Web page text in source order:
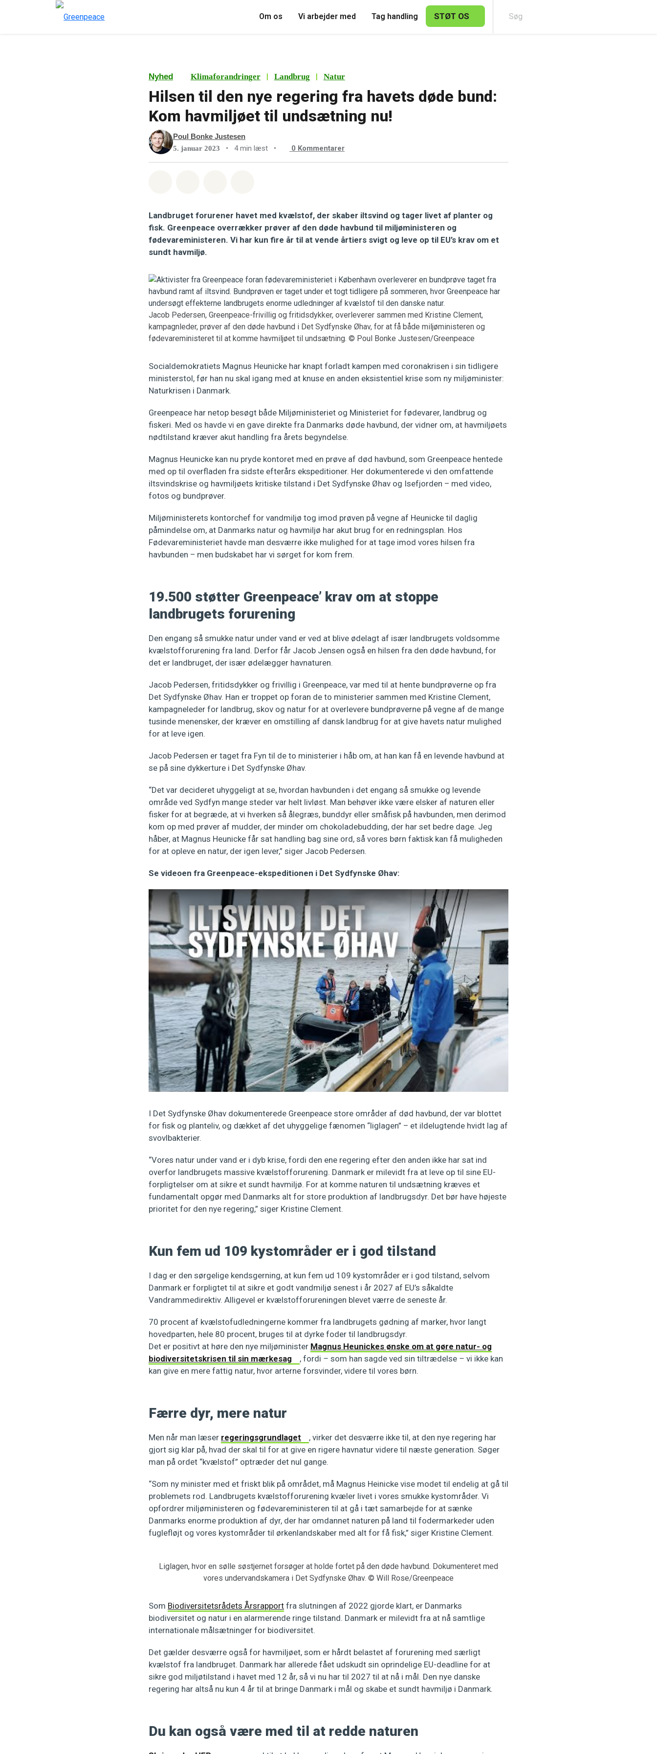
Om os Vi arbejder med Tag handling STØT OS
Nyhed Klimaforandringer | Landbrug | Natur
Hilsen til den nye regering fra havets døde bund:
Kom havmiljøet til undsætning nu!
Poul Bonke Justesen
5. januar 2023 • 4 min læst • 0 Kommentarer
Landbruget forurener havet med kvælstof, der skaber iltsvind og tager livet af planter og
fisk. Greenpeace overrækker prøver af den døde havbund til miljøministeren og
fødevareministeren. Vi har kun fire år til at vende årtiers svigt og leve op til EU’s krav om et
sundt havmiljø.
Jacob Pedersen, Greenpeace-frivillig og fritidsdykker, overleverer sammen med Kristine Clement,
kampagnleder, prøver af den døde havbund i Det Sydfynske Øhav, for at få både miljøministeren og
fødevareministeret til at komme havmiljøet til undsætning. © Poul Bonke Justesen/Greenpeace
Socialdemokratiets Magnus Heunicke har knapt forladt kampen med coronakrisen i sin tidligere
ministerstol, før han nu skal igang med at knuse en anden eksistentiel krise som ny miljøminister:
Naturkrisen i Danmark.
Greenpeace har netop besøgt både Miljøministeriet og Ministeriet for fødevarer, landbrug og
fiskeri. Med os havde vi en gave direkte fra Danmarks døde havbund, der vidner om, at havmiljøets
nødtilstand kræver akut handling fra årets begyndelse.
Magnus Heunicke kan nu pryde kontoret med en prøve af død havbund, som Greenpeace hentede
med op til overfladen fra sidste efterårs ekspeditioner. Her dokumenterede vi den omfattende
iltsvindskrise og havmiljøets kritiske tilstand i Det Sydfynske Øhav og Isefjorden – med video,
fotos og bundprøver.
Miljøministerets kontorchef for vandmiljø tog imod prøven på vegne af Heunicke til daglig
påmindelse om, at Danmarks natur og havmiljø har akut brug for en redningsplan. Hos
Fødevareministeriet havde man desværre ikke mulighed for at tage imod vores hilsen fra
havbunden – men budskabet har vi sørget for kom frem.
19.500 støtter Greenpeace’ krav om at stoppe
landbrugets forurening
Den engang så smukke natur under vand er ved at blive ødelagt af især landbrugets voldsomme
kvælstofforurening fra land. Derfor får Jacob Jensen også en hilsen fra den døde havbund, for
det er landbruget, der især ødelægger havnaturen.
Jacob Pedersen, fritidsdykker og frivillig i Greenpeace, var med til at hente bundprøverne op fra
Det Sydfynske Øhav. Han er troppet op foran de to ministerier sammen med Kristine Clement,
kampagneleder for landbrug, skov og natur for at overlevere bundprøverne på vegne af de mange
tusinde menensker, der kræver en omstilling af dansk landbrug for at give havets natur mulighed
for at leve igen.
Jacob Pedersen er taget fra Fyn til de to ministerier i håb om, at han kan få en levende havbund at
se på sine dykkerture i Det Sydfynske Øhav.
“Det var decideret uhyggeligt at se, hvordan havbunden i det engang så smukke og levende
område ved Sydfyn mange steder var helt livløst. Man behøver ikke være elsker af naturen eller
fisker for at begræde, at vi hverken så ålegræs, bunddyr eller småfisk på havbunden, men derimod
kom op med prøver af mudder, der minder om chokoladebudding, der har set bedre dage. Jeg
håber, at Magnus Heunicke får sat handling bag sine ord, så vores børn faktisk kan få muligheden
for at opleve en natur, der igen lever,” siger Jacob Pedersen.
Se videoen fra Greenpeace-ekspeditionen i Det Sydfynske Øhav:
I Det Sydfynske Øhav dokumenterede Greenpeace store områder af død havbund, der var blottet
for fisk og planteliv, og dækket af det uhyggelige fænomen “liglagen” – et ildelugtende hvidt lag af
svovlbakterier.
“Vores natur under vand er i dyb krise, fordi den ene regering efter den anden ikke har sat ind
overfor landbrugets massive kvælstofforurening. Danmark er milevidt fra at leve op til sine EU-
forpligtelser om at sikre et sundt havmiljø. For at komme naturen til undsætning kræves et
fundamentalt opgør med Danmarks alt for store produktion af landbrugsdyr. Det bør have højeste
prioritet for den nye regering,” siger Kristine Clement.
Kun fem ud 109 kystområder er i god tilstand
I dag er den sørgelige kendsgerning, at kun fem ud 109 kystområder er i god tilstand, selvom
Danmark er forpligtet til at sikre et godt vandmiljø senest i år 2027 af EU’s såkaldte
Vandrammedirektiv. Alligevel er kvælstofforureningen blevet værre de seneste år.
70 procent af kvælstofudledningerne kommer fra landbrugets gødning af marker, hvor langt
hovedparten, hele 80 procent, bruges til at dyrke foder til landbrugsdyr.
Det er positivt at høre den nye miljøminister Magnus Heunickes ønske om at gøre natur- og
biodiversitetskrisen til sin mærkesag
, fordi – som han sagde ved sin tiltrædelse – vi ikke kan
kan give en mere fattig natur, hvor arterne forsvinder, videre til vores børn.
Færre dyr, mere natur
Men når man læser regeringsgrundlaget
, virker det desværre ikke til, at den nye regering har
gjort sig klar på, hvad der skal til for at give en rigere havnatur videre til næste generation. Søger
man på ordet “kvælstof” optræder det nul gange.
“Som ny minister med et friskt blik på området, må Magnus Heinicke vise modet til endelig at gå til
problemets rod. Landbrugets kvælstofforurening kvæler livet i vores smukke kystområder. Vi
opfordrer miljøministeren og fødevareministeren til at gå i tæt samarbejde for at sænke
Danmarks enorme produktion af dyr, der har omdannet naturen på land til fodermarkeder uden
fuglefløjt og vores kystområder til ørkenlandskaber med alt for få fisk,” siger Kristine Clement.
Liglagen, hvor en sølle søstjernet forsøger at holde fortet på den døde havbund. Dokumenteret med
vores undervandskamera i Det Sydfynske Øhav. © Will Rose/Greenpeace
Som Biodiversitetsrådets Årsrapport fra slutningen af 2022 gjorde klart, er Danmarks
biodiversitet og natur i en alarmerende ringe tilstand. Danmark er milevidt fra at nå samtlige
internationale målsætninger for biodiversitet.
Det gælder desværre også for havmiljøet, som er hårdt belastet af forurening med særligt
kvælstof fra landbruget. Danmark har allerede fået udskudt sin oprindelige EU-deadline for at
sikre god miljøtilstand i havet med 12 år, så vi nu har til 2027 til at nå i mål. Den nye danske
regering har altså nu kun 4 år til at bringe Danmark i mål og skabe et sundt havmiljø i Danmark.
Du kan også være med til at redde naturen